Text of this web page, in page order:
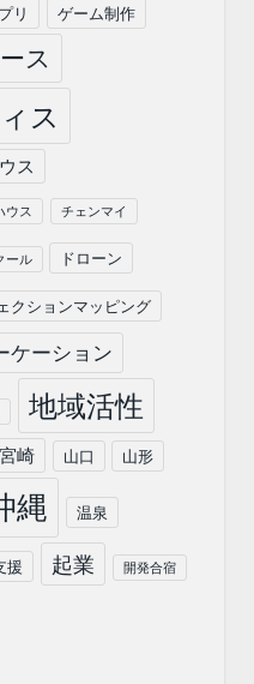
リ ゲーム制作
ス
ス
ス
ウス チェンマイ
ール ドローン
クションマッピング
ケーション
地域活性
宮崎 山口 山形
縄 温泉
援 起業 開発合宿